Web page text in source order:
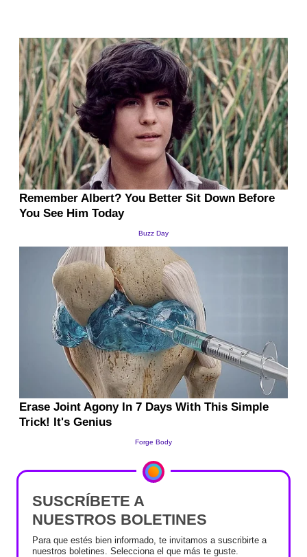
SUSCRÍBETE A
NUESTROS BOLETINES
Para que estés bien informado, te invitamos a suscribirte a
nuestros boletines. Selecciona el que más te guste.